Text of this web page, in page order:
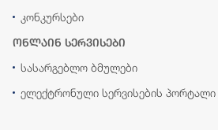
კონკურსები
ონლაინ სერვისები
სასარგებლო ბმულები
ელექტრონული სერვისების პორტალი